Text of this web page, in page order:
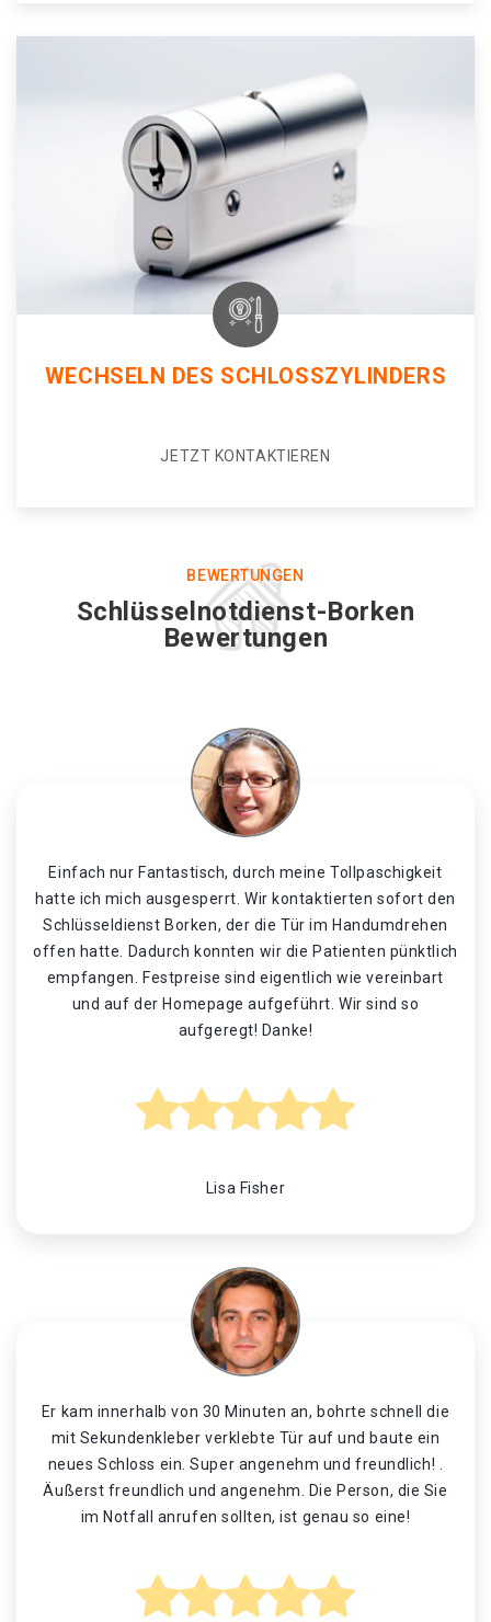
WECHSELN DES SCHLOSSZYLINDERS
JETZT KONTAKTIEREN
BEWERTUNGEN
Schlüsselnotdienst-Borken
Bewertungen
Einfach nur Fantastisch, durch meine Tollpaschigkeit
hatte ich mich ausgesperrt. Wir kontaktierten sofort den
Schlüsseldienst Borken, der die Tür im Handumdrehen
offen hatte. Dadurch konnten wir die Patienten pünktlich
empfangen. Festpreise sind eigentlich wie vereinbart
und auf der Homepage aufgeführt. Wir sind so
aufgeregt! Danke!
Lisa Fisher
Er kam innerhalb von 30 Minuten an, bohrte schnell die
mit Sekundenkleber verklebte Tür auf und baute ein
neues Schloss ein. Super angenehm und freundlich! .
Äußerst freundlich und angenehm. Die Person, die Sie
im Notfall anrufen sollten, ist genau so eine!